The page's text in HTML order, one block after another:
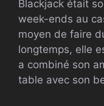
Blackjack était
week-ends au
moyen de faire
longtemps, elle
a combiné son
table avec son